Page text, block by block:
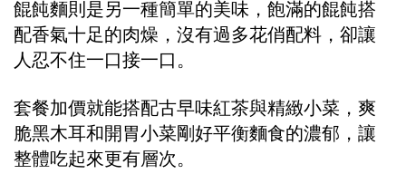
餛飩麵則是另一種簡單的美味，飽滿的餛飩搭
配香氣十足的肉燥，沒有過多花俏配料，卻讓
人忍不住一口接一口。
套餐加價就能搭配古早味紅茶與精緻小菜，爽
脆黑木耳和開胃小菜剛好平衡麵食的濃郁，讓
整體吃起來更有層次。